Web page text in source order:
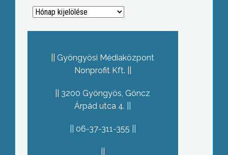
Archívum
Gyöngyösi Médiaközpont
Nonprofit Kft.
3200 Gyöngyös, Göncz
Árpád utca 4.
06-37-311-355